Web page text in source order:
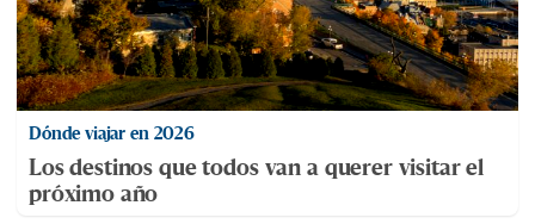
Dónde viajar en 2026
Los destinos que todos van a querer visitar el
próximo año